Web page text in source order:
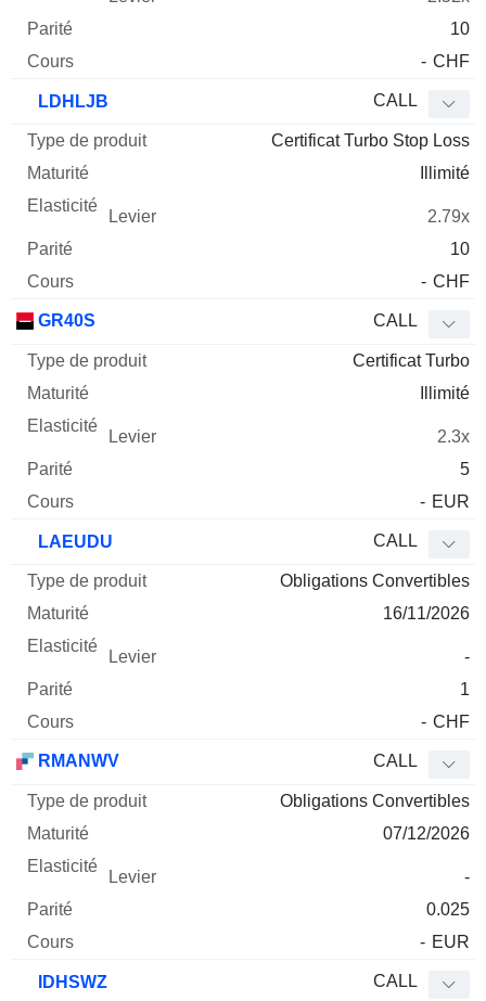
10
- CHF
LDHLJB CALL
Certificat Turbo Stop Loss
Illimité
2.79x
10
- CHF
GR40S CALL
Certificat Turbo
Illimité
2.3x
5
- EUR
LAEUDU CALL
Obligations Convertibles
16/11/2026
-
1
- CHF
RMANWV CALL
Obligations Convertibles
07/12/2026
-
0.025
- EUR
IDHSWZ CALL